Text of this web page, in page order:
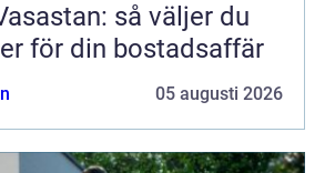
så väljer du
för din bostadsaffär
05 augusti 2026